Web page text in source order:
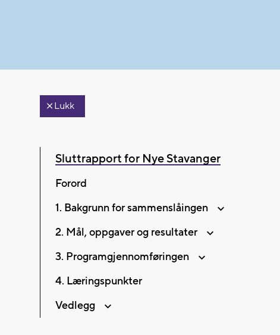
Lukk
Sluttrapport for Nye Stavanger
Forord
1. Bakgrunn for sammenslåingen
2. Mål, oppgaver og resultater
3. Programgjennomføringen
4. Læringspunkter
Vedlegg